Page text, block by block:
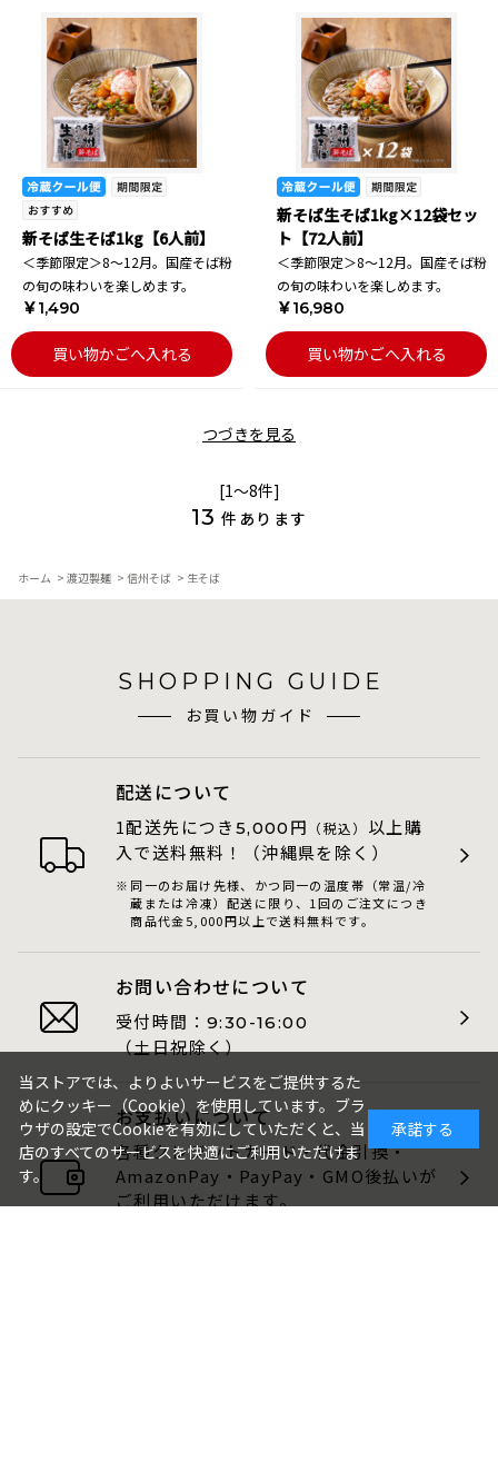
新そば生そば1kg【6人前】
＜季節限定＞8～12月。国産そば粉
の旬の味わいを楽しめます。
￥1,490
買い物かごへ入れる
新そば生そば1kg×12袋セッ
ト【72人前】
＜季節限定＞8～12月。国産そば粉
の旬の味わいを楽しめます。
￥16,980
買い物かごへ入れる
つづきを見る
[1～8件]
13 件あります
ホーム > 渡辺製麺 > 信州そば > 生そば
SHOPPING GUIDE
お買い物ガイド
配送について
1配送先につき 5,000 円 （税込） 以上購
入で送料無料！（沖縄県を除く）
同一のお届け先様、かつ同一の温度帯（常温/冷
蔵または冷凍）配送に限り、1回のご注文につき
商品代金5,000円以上で送料無料です。
お問い合わせについて
受付時間： 9:30-16:00
（土日祝除く）
お支払いについて
各種クレジットカード・代金引換・
AmazonPay・PayPay・GMO後払いが
ご利用いただけます。
当ストアでは、よりよいサービスをご提供するた
めにクッキー（Cookie）を使用しています。ブラ
ウザの設定でCookieを有効にしていただくと、当
店のすべてのサービスを快適にご利用いただけま
す。
承諾する